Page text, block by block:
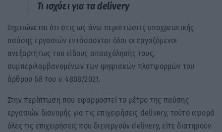
Τι ισχύει για τα delivery
Σημειώνεται ότι στις ως άνω περιπτώσεις υποχρεωτικής
παύσης εργασιών εντάσσονται όλοι οι εργαζόμενοι
ανεξαρτήτως του είδους απασχόλησής τους,
συμπεριλαμβανομένων των ψηφιακών πλατφορμών του
άρθρου 68 του ν. 4808/2021.
Στην περίπτωση που εφαρμοστεί το μέτρο της παύσης
εργασιών διανομής για τις επιχειρήσεις delivery, τούτο αφορά
όλες τις επιχειρήσεις που διενεργούν delivery, είτε διατηρούν